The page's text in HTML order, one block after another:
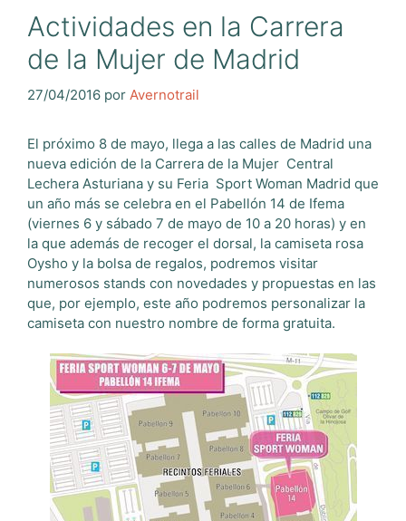
Actividades en la Carrera
de la Mujer de Madrid
27/04/2016 por Avernotrail
El próximo 8 de mayo, llega a las calles de Madrid una
nueva edición de la Carrera de la Mujer Central
Lechera Asturiana y su Feria Sport Woman Madrid que
un año más se celebra en el Pabellón 14 de Ifema
(viernes 6 y sábado 7 de mayo de 10 a 20 horas) y en
la que además de recoger el dorsal, la camiseta rosa
Oysho y la bolsa de regalos, podremos visitar
numerosos stands con novedades y propuestas en las
que, por ejemplo, este año podremos personalizar la
camiseta con nuestro nombre de forma gratuita.